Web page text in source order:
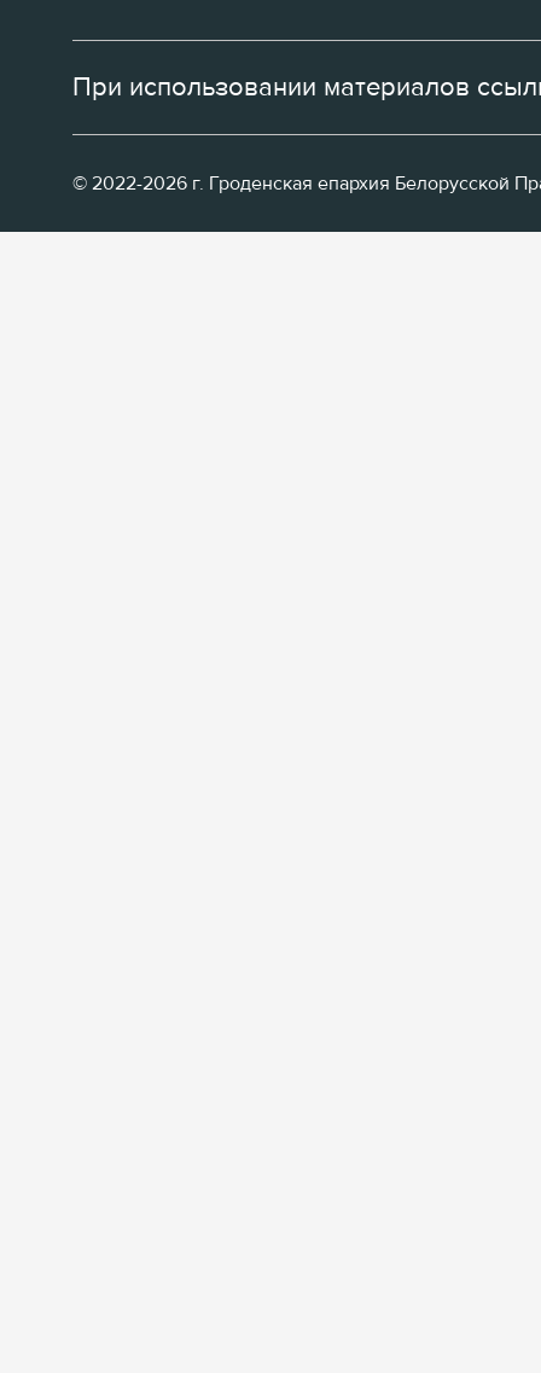
При использовании материалов
© 2022-2026 г. Гроденская епархия Белорусской